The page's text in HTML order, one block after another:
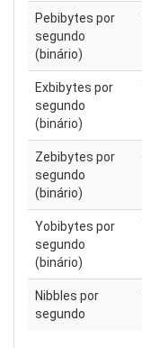
Pebibytes por
segundo
(binário)
Exbibytes por
segundo
(binário)
Zebibytes por
segundo
(binário)
Yobibytes por
segundo
(binário)
Nibbles por
segundo